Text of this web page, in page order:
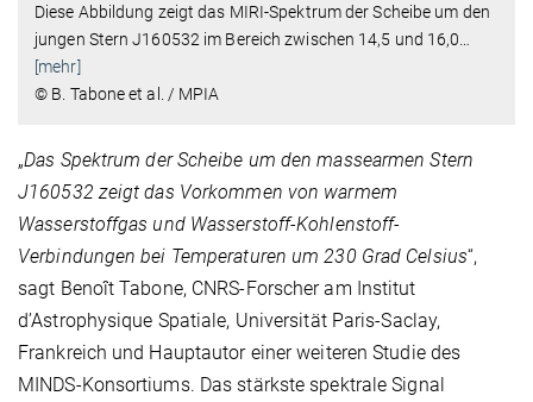
Diese Abbildung zeigt das MIRI-Spektrum der Scheibe um den
jungen Stern J160532 im Bereich zwischen 14,5 und 16,0
[mehr]
© B. Tabone et al. / MPIA
„Das Spektrum der Scheibe um den massearmen Stern
J160532 zeigt das Vorkommen von warmem
Wasserstoffgas und Wasserstoff-Kohlenstoff-
Verbindungen bei Temperaturen um 230 Grad Celsius“,
sagt Benoît Tabone, CNRS-Forscher am Institut
d’Astrophysique Spatiale, Universität Paris-Saclay,
Frankreich und Hauptautor einer weiteren Studie des
MINDS-Konsortiums. Das stärkste spektrale Signal